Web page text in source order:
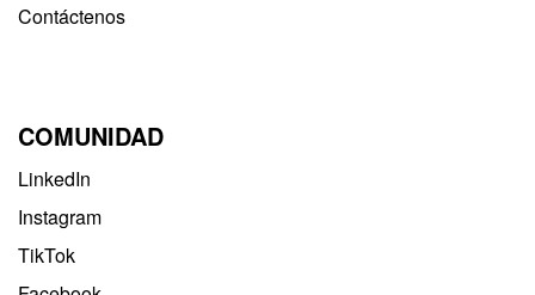
Contáctenos
COMUNIDAD
LinkedIn
Instagram
TikTok